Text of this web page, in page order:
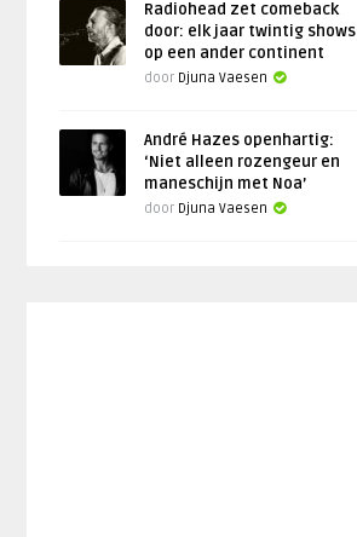
Radiohead zet comeback
door: elk jaar twintig shows
op een ander continent
door Djuna Vaesen
André Hazes openhartig:
‘Niet alleen rozengeur en
maneschijn met Noa’
door Djuna Vaesen